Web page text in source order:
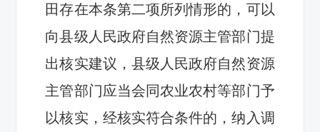
田存在本条第二项所列情形的，可以
向县级人民政府自然资源主管部门提
出核实建议，县级人民政府自然资源
主管部门应当会同农业农村等部门予
以核实，经核实符合条件的，纳入调